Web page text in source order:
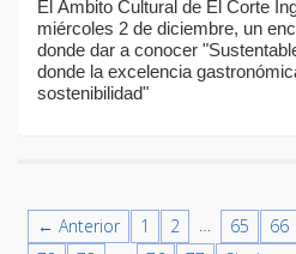
El Ámbito Cultural de El Corte
miércoles 2 de diciembre, un
donde dar a conocer
donde la excelencia
sostenibilidad"
← Anterior 1 2 … 65 66